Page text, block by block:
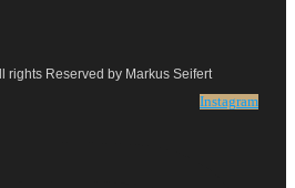
rights Reserved by Markus Seifert
Instagram